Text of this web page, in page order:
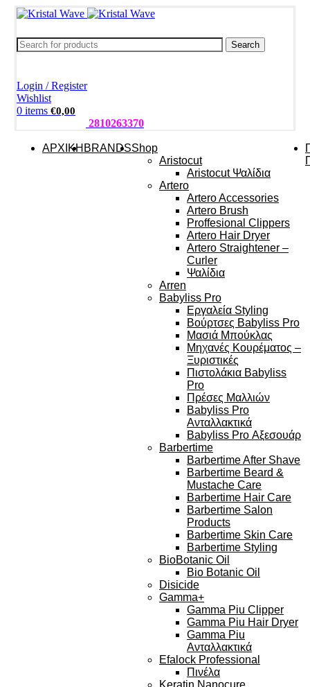
Search
Login / Register
Wishlist
0 items €0,00
2810263370
ΑΡΧΙΚΗ BRANDSShop
Aristocut
Aristocut Ψαλίδια
Artero
Artero Accessories
Artero Brush
Proffesional Clippers
Artero Hair Dryer
Artero Straightener –
Curler
Ψαλίδια
Arren
Babyliss Pro
Εργαλεία Styling
Βούρτσες Babyliss Pro
Μασιά Μπούκλας
Μηχανές Κουρέματος –
Ξυριστικές
Πιστολάκια Babyliss
Pro
Πρέσες Μαλλιών
Babyliss Pro
Ανταλλακτικά
Babyliss Pro Αξεσουάρ
Barbertime
Barbertime After Shave
Barbertime Beard &
Mustache Care
Barbertime Hair Care
Barbertime Salon
Products
Barbertime Skin Care
Barbertime Styling
BioBotanic Oil
Bio Botanic Oil
Disicide
Gamma+
Gamma Piu Clipper
Gamma Piu Hair Dryer
Gamma Piu
Ανταλλακτικά
Efalock Professional
Πινέλα
Keratin Nanocure